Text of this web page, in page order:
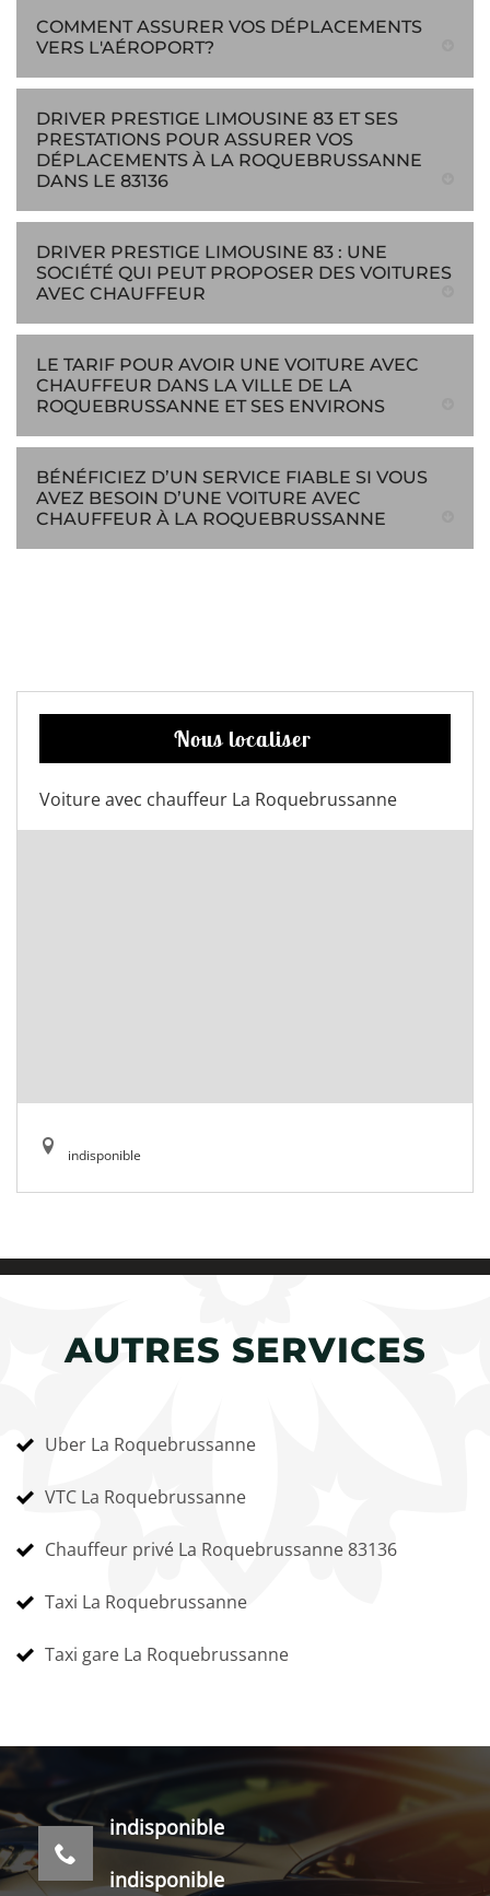
COMMENT ASSURER VOS DÉPLACEMENTS
VERS L'AÉROPORT?
DRIVER PRESTIGE LIMOUSINE 83 ET SES
PRESTATIONS POUR ASSURER VOS
DÉPLACEMENTS À LA ROQUEBRUSSANNE
DANS LE 83136
DRIVER PRESTIGE LIMOUSINE 83 : UNE
SOCIÉTÉ QUI PEUT PROPOSER DES VOITURES
AVEC CHAUFFEUR
LE TARIF POUR AVOIR UNE VOITURE AVEC
CHAUFFEUR DANS LA VILLE DE LA
ROQUEBRUSSANNE ET SES ENVIRONS
BÉNÉFICIEZ D’UN SERVICE FIABLE SI VOUS
AVEZ BESOIN D’UNE VOITURE AVEC
CHAUFFEUR À LA ROQUEBRUSSANNE
Nous localiser
Voiture avec chauffeur La Roquebrussanne
indisponible
AUTRES SERVICES
Uber La Roquebrussanne
VTC La Roquebrussanne
Chauffeur privé La Roquebrussanne 83136
Taxi La Roquebrussanne
Taxi gare La Roquebrussanne
indisponible
indisponible